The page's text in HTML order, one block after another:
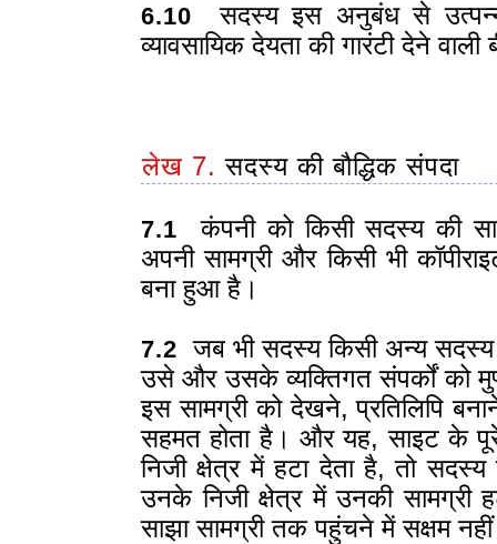
6.10 सदस्य इस अनुबंध से उत्पन्न
व्यावसायिक देयता की गारंटी देने
लेख 7. सदस्य की बौद्धिक संपदा
7.1 कंपनी को किसी सदस्य की
अपनी सामग्री और किसी भी
बना हुआ है।
7.2 जब भी सदस्य किसी अन्य सदस्य
उसे और उसके व्यक्तिगत संपर्कों को
इस सामग्री को देखने, प्रतिलिपि
सहमत होता है। और यह, साइट के
निजी क्षेत्र में हटा देता है, तो
उनके निजी क्षेत्र में उनकी सामग्री
साझा सामग्री तक पहुंचने में सक्षम